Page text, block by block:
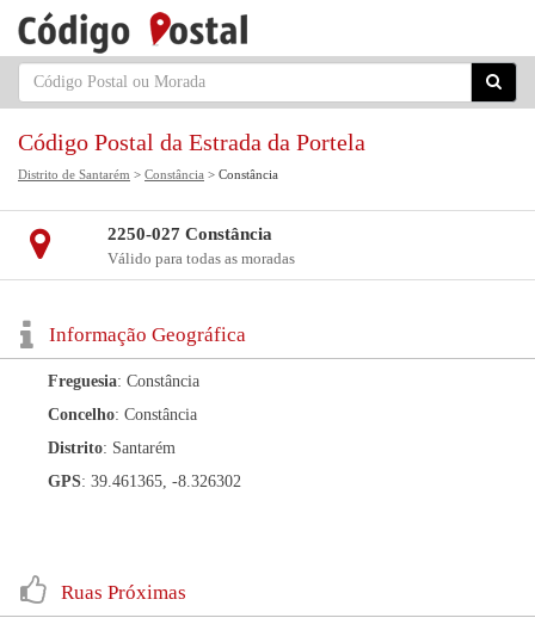
Código Postal da Estrada da Portela
Distrito de Santarém > Constância > Constância
2250-027 Constância
Válido para todas as moradas
Informação Geográfica
Freguesia: Constância
Concelho: Constância
Distrito: Santarém
GPS: 39.461365, -8.326302
Ruas Próximas